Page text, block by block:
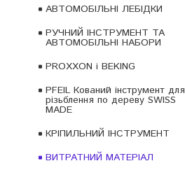
АВТОМОБІЛЬНІ ЛЕБІДКИ
РУЧНИЙ ІНСТРУМЕНТ ТА
АВТОМОБІЛЬНІ НАБОРИ
PROXXON і BEKING
PFEIL Кований інструмент для
різьблення по дереву SWISS
MADE
КРІПИЛЬНИЙ ІНСТРУМЕНТ
ВИТРАТНИЙ МАТЕРІАЛ